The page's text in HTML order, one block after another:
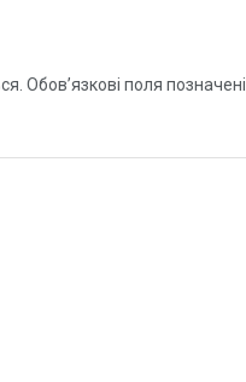
Обов’язкові поля позначені